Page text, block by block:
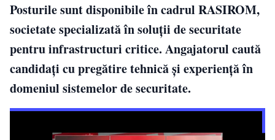
Posturile sunt disponibile în cadrul RASIROM,
societate specializată în soluții de securitate
pentru infrastructuri critice. Angajatorul caută
candidați cu pregătire tehnică și experiență în
domeniul sistemelor de securitate.